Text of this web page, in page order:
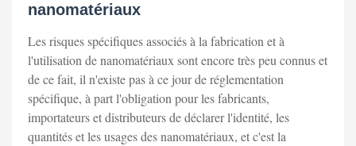
nanomatériaux
Les risques spécifiques associés à la fabrication et à
l'utilisation de nanomatériaux sont encore très peu connus et
de ce fait, il n'existe pas à ce jour de réglementation
spécifique, à part l'obligation pour les fabricants,
importateurs et distributeurs de déclarer l'identité, les
quantités et les usages des nanomatériaux, et c'est la